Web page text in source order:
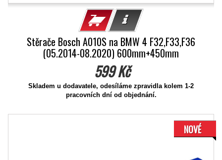
Stěrače Bosch A010S na BMW 4 F32,F33,F36
(05.2014-08.2020) 600mm+450mm
599 Kč
Skladem u dodavatele, odesíláme zpravidla kolem 1-2
pracovních dní od objednání.
NOVÉ